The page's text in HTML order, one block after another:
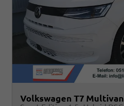
Volkswagen T7 Multivan